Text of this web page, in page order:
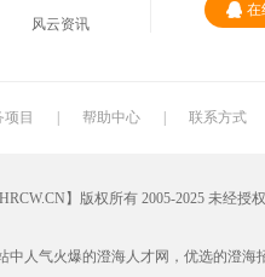
风云资讯
在
项目 帮助中心 联系方式
】版权所有 2005-2025 未经授
中人气火爆的澄海人才网，优选的澄